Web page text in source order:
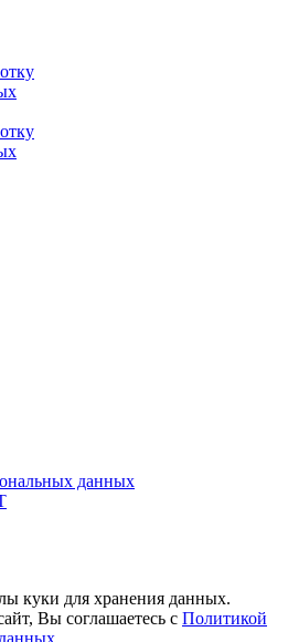
данных
куки для хранения данных.
Вы соглашаетесь с Политикой